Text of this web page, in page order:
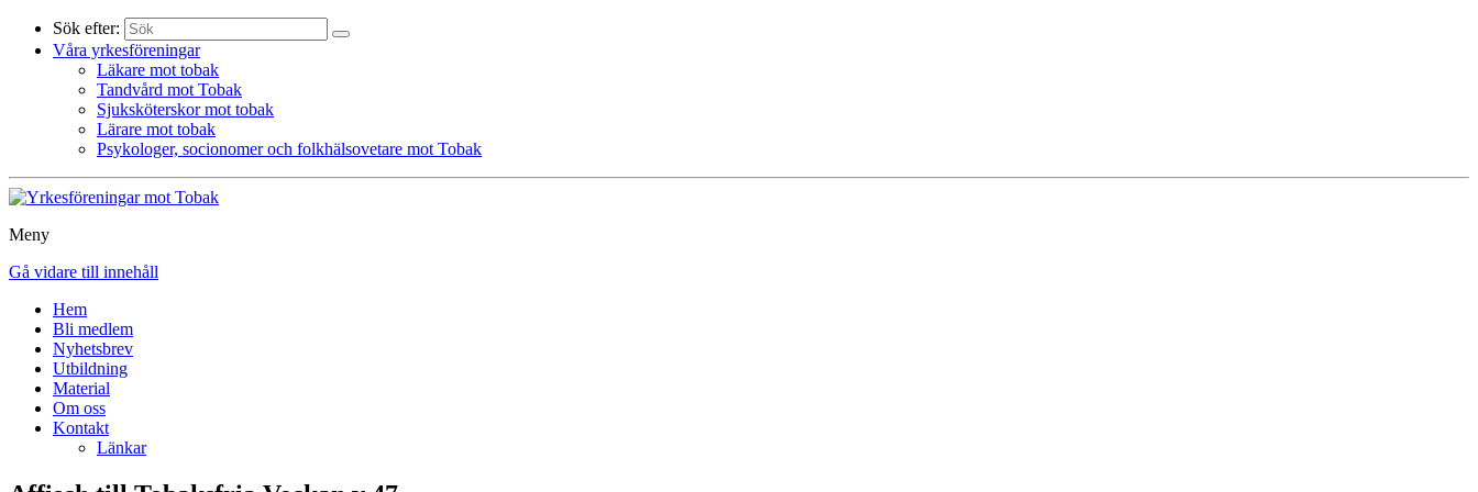
Sök efter:
Våra yrkesföreningar
Läkare mot tobak
Tandvård mot Tobak
Sjuksköterskor mot tobak
Lärare mot tobak
Psykologer, socionomer och folkhälsovetare mot Tobak
Meny
Gå vidare till innehåll
Hem
Bli medlem
Nyhetsbrev
Utbildning
Material
Om oss
Kontakt
Länkar